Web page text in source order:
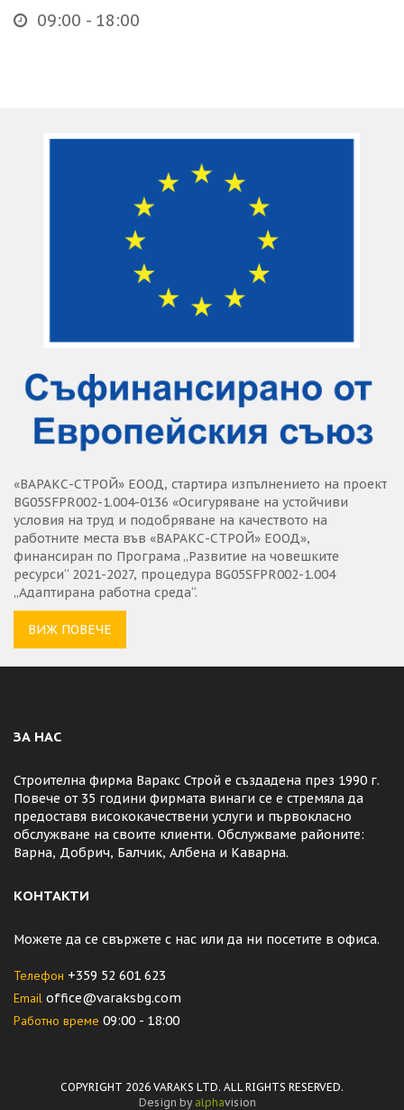
09:00 - 18:00
«ВАРАКС-СТРОЙ» ЕООД, стартира изпълнението на проект
BG05SFPR002-1.004-0136 «Осигуряване на устойчиви
условия на труд и подобряване на качеството на
работните места във «ВАРАКС-СТРОЙ» ЕООД»,
финансиран по Програма „Развитие на човешките
ресурси“ 2021-2027, процедура BG05SFPR002-1.004
„Адаптирана работна среда“.
ВИЖ ПОВЕЧЕ
ЗА НАС
Строителна фирма Варакс Строй е създадена през 1990 г.
Повече от 35 години фирмата винаги се е стремяла да
предоставя висококачествени услуги и първокласно
обслужване на своите клиенти. Обслужваме районите:
Варна, Добрич, Балчик, Албена и Каварна.
КОНТАКТИ
Можете да се свържете с нас или да ни посетите в офиса.
Телефон +359 52 601 623
Email office@varaksbg.com
Работно време 09:00 - 18:00
COPYRIGHT 2026 VARAKS LTD. ALL RIGHTS RESERVED.
Design by alphavision